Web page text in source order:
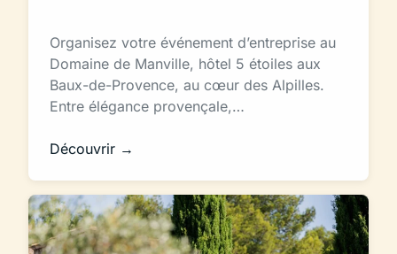
Organisez votre événement d’entreprise au
Domaine de Manville, hôtel 5 étoiles aux
Baux-de-Provence, au cœur des Alpilles.
Entre élégance provençale,…
Découvrir →